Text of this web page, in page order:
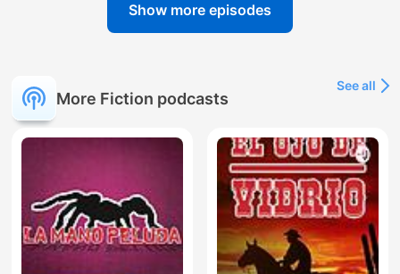
Show more episodes
More Fiction podcasts
See all